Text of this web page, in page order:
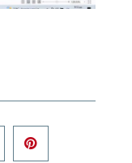
LinkedIn